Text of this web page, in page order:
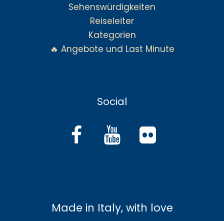
Sehenswürdigkeiten
Reiseleiter
Kategorien
🔥 Angebote und Last Minute
Social
Made in Italy, with love